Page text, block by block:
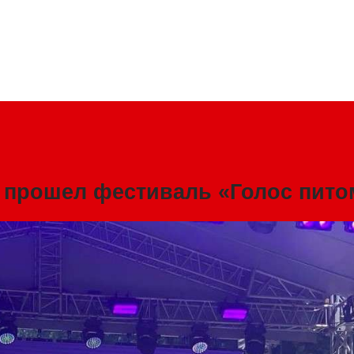
фестиваль «Голос